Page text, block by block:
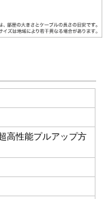
高性能プルアップ方